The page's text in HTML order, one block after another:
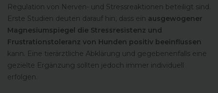
Regulation von Nerven- und Stressreaktionen beteiligt sind.
Erste Studien deuten darauf hin, dass ein ausgewogener
Magnesiumspiegel die Stressresistenz und
Frustrationstoleranz von Hunden positiv beeinflussen
kann. Eine tierärztliche Abklärung und gegebenenfalls eine
gezielte Ergänzung sollten jedoch immer individuell
erfolgen.